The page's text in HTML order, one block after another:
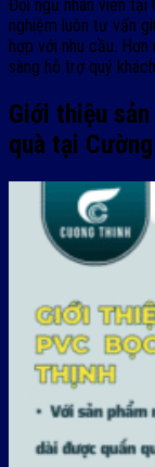
Đội ngũ nhân viên tại
nghiệm luôn tư vấn
hợp với nhu cầu. Hơn
sàng hỗ trợ quý
Giới thiệu
quà tại